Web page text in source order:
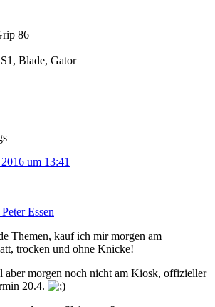
86
Blade, Gator
um 13:41
Essen
Themen, kauf ich mir morgen am
trocken und ohne Knicke!
aber morgen noch nicht am Kiosk, offizieller
20.4.